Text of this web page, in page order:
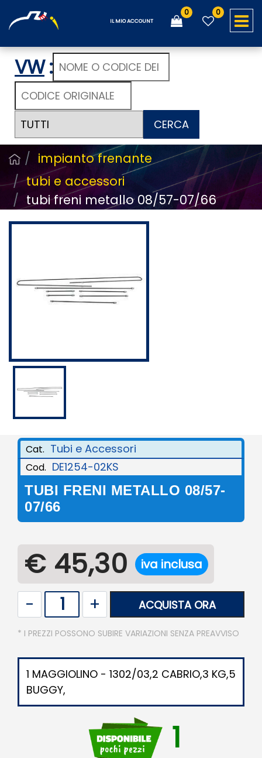
IL MIO ACCOUNT
0 0
VW:
CERCA
impianto frenante
tubi e accessori
tubi freni metallo 08/57-07/66
Cat. Tubi e Accessori
Cod. DE1254-02KS
TUBI FRENI METALLO 08/57-
07/66
€ 45,30 iva inclusa
ACQUISTA ORA
* I PREZZI POSSONO SUBIRE VARIAZIONI SENZA PREAVVISO
1 MAGGIOLINO - 1302/03,2 CABRIO,3 KG,5
BUGGY,
1